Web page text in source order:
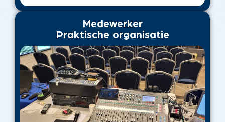
Medewerker
Praktische organisatie